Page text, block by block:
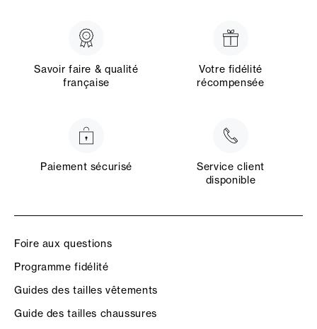
Savoir faire & qualité
française
Votre fidélité
récompensée
Paiement sécurisé
Service client
disponible
Foire aux questions
Programme fidélité
Guides des tailles vêtements
Guide des tailles chaussures